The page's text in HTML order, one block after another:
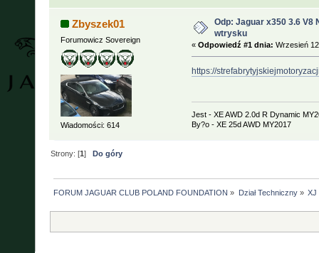
Zbyszek01
Forumowicz Sovereign
Wiadomości: 614
Odp: Jaguar x350 3.6 V8
wtrysku
« Odpowiedź #1 dnia: Wrzesień
https://
Jest - XE AWD 2.0d R Dynamic
By?o - XE 25d AWD MY2017
Strony: [1]Do góry
FORUM JAGUAR CLUB POLAND FOUNDATION » Dział Techniczny» XJ